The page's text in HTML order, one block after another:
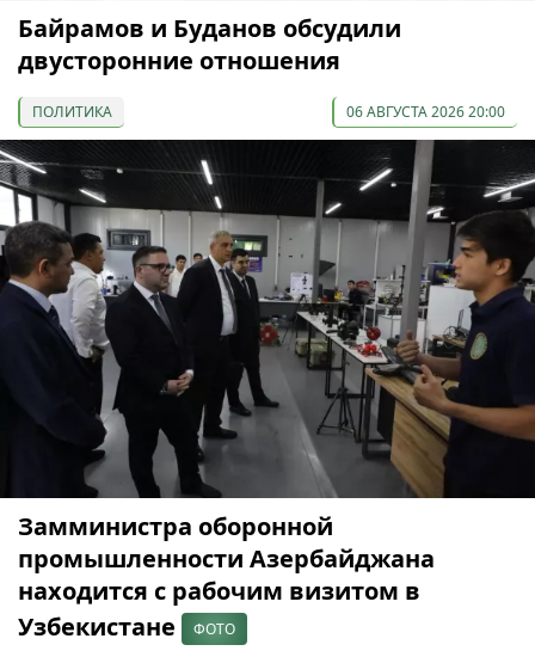
Байрамов и Буданов обсудили
двусторонние отношения
ПОЛИТИКА 06 АВГУСТА 2026 20:00
Замминистра оборонной
промышленности Азербайджана
находится с рабочим визитом в
Узбекистане
ФОТО